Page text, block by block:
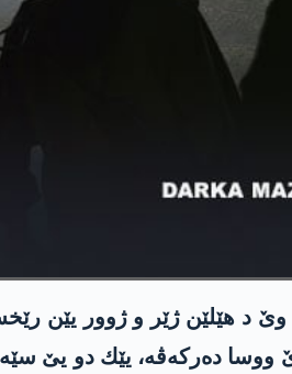
وێ د هێلێن ژێر و ژوور یێن
ده‌ركه‌ڤه‌، یێك دو یێ